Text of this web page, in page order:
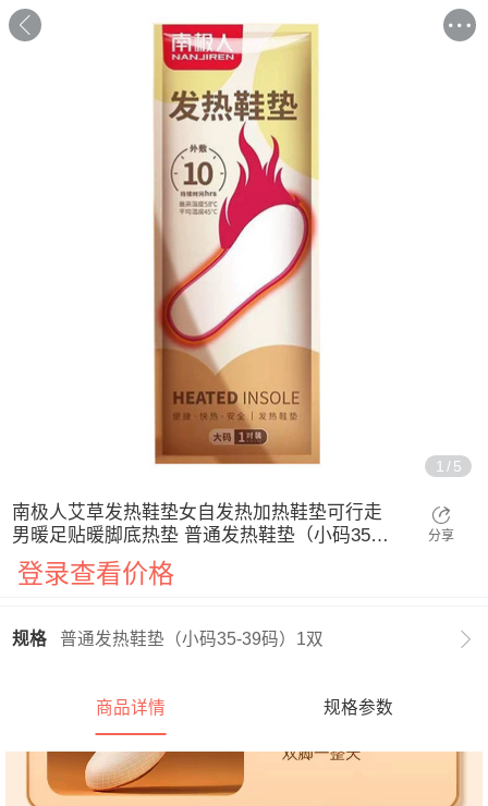
1 /5
南极人艾草发热鞋垫女自发热加热鞋垫可行走
男暖足贴暖脚底热垫 普通发热鞋垫（小码35-
39码）1双
分享
登录查看价格
规格 普通发热鞋垫（小码35-39码）1双 
商品详情 规格参数